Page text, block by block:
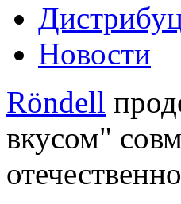
Новости
Röndell
вкусом"